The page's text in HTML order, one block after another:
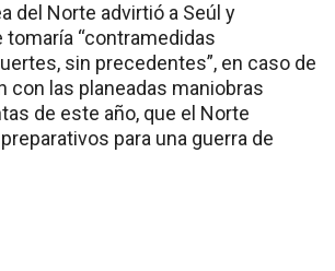
del Norte advirtió a Seúl y
tomaría “contramedidas
sin precedentes”, en caso de
con las planeadas maniobras
de este año, que el Norte
para una guerra de